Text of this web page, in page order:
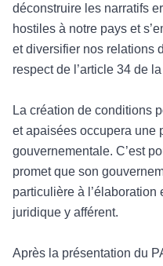
déconstruire les narratifs
hostiles à notre pays et
et diversifier nos relations
respect de l’article 34 de
La création de conditions
et apaisées occupera une
gouvernementale. C’est
promet que son
particulière à l’élaboration
juridique y afférent.
Après la présentation du